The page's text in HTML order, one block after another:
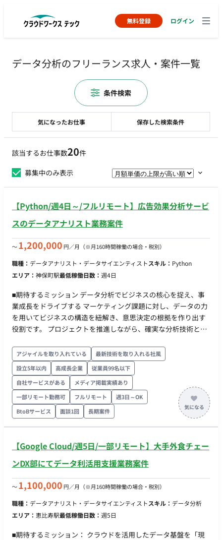
無料登録 ログイン
データ分析のフリーランス求人・案件一覧
該当するお仕事数20件
募集中のみ表示
【Python/週4日～/フルリモート】広告効果分析サービ
スのデータアナリスト業務案件
〜1,200,000 円／月 （※月160時間稼働の場合・税別）
職種： データアナリスト・データサイエンティストスキル： Python
エリア： 神保町駅最低稼働日数： 週4日
■期待するミッション データ分析でビジネスの核心を捉え、事
業成長をドライブする マーケティング課題に対し、データの力
を用いてビジネスの構造を紐解き、意思決定の根拠を作り出す
役割です。 プロジェクトを推進しながら、確実な分析技術とビ
ョナルとして活躍していただくことを期待しています。 ■担当
工程（業務範囲） 分析実務（データ抽出・加工、モデル実行、
集計）を正確に遂行することからスタートします。 徐々に担当
領域を広げ、顧客への報告や示唆出しなど、プロジェクトのメ
イン担当としての役割を担っていただきます。 ・分析設計に基
づいたデータ構築 ビジネス課題を解決するための分析アプロー
チを理解し、必要なデータの定義・抽出・加工を自律的に行う
単にツールを操作するだけでなく、仮説に基づいたMMM（マー
ケティング・ミックス・モデリング）等の分析モデルを構築・
実行し、試行錯誤を通じて精度の高いモデルを作り上げる。 ・
分析品質への責任（Quality & Logic Assurance） 数値的なミス
がないことはもちろん、分析結果がビジネスの現実に即してい
るか、論理的な整合性が取れているかまでを含めた品質担保 ビ
ジネスインサイトの導出と提言 ・ストーリーテリングと資料作
トの意思決定を促すための「ストーリー」として構成し、分か
アジャイルを取り入れている
最新技術を取り入れる社風
設立5年以内
高成長企業
従業員99名以下
自社サービスがある
メディア掲載実績あり
一部リモート勤務可
フルリモート
週3日～OK
BtoBサービス
面談1回 長期案件
【Google Cloud/週5日/一部リモート】大手外食チェー
ンDX部にてデータ利活用支援業務案件
〜1,100,000 円／月 （※月160時間稼働の場合・税別）
職種： データアナリスト・データサイエンティストスキル： データ分析
エリア： 恵比寿駅最低稼働日数： 週5日
■期待するミッション： クラウドを活用したデータ基盤を「現
気になったお仕事 保存した検索条件
条件検索